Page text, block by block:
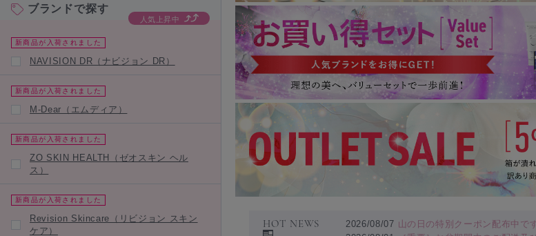
ブランドで探す
人気上昇中
新商品が入荷されました
NAVISION DR（ナビジョン DR）
新商品が入荷されました
M-Dear（エムディア）
新商品が入荷されました
ZO SKIN HEALTH（ゼオスキン ヘル
ス）
新商品が入荷されました
Revision Skincare（リビジョン スキン
ケア）
HOT NEWS 2026/08/07 山の日の特別クーポン配布中で